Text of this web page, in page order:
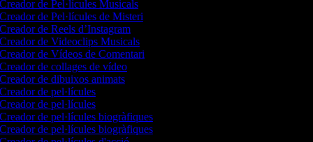
de Pel·lícules Musicals
de Pel·lícules de Misteri
de Reels d’Instagram
de Videoclips Musicals
de Vídeos de Comentari
de collages de vídeo
de dibuixos animats
de pel·lícules
de pel·lícules
de pel·lícules biogràfiques
de pel·lícules biogràfiques